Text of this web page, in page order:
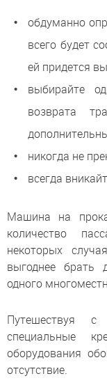
обдуманно
всего будет
ей придется
выбирайте
возврата
никогда не
всегда
Машина на
количество
некоторых
выгоднее брать
одного
Путешествуя
специальные
оборудования
отсутствие.